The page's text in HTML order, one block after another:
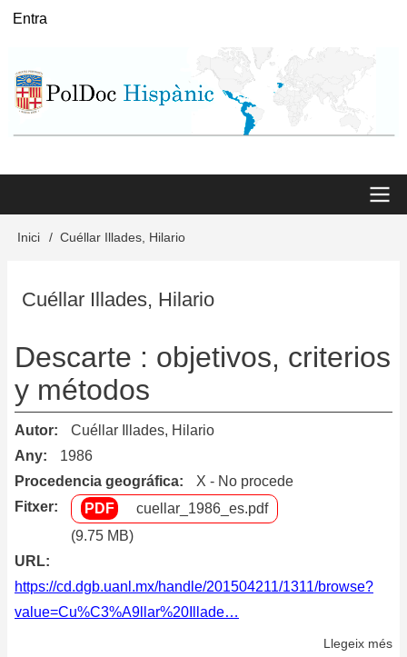
Vés
User
Entra
Main
Inici Cuéllar Illades, Hilario
Cuéllar Illades, Hilario
Descarte : objetivos, criterios
y métodos
Autor
Cuéllar Illades, Hilario
Any
1986
Procedencia geográfica
X - No procede
Fitxer
cuellar_1986_es.pdf
(9.75 MB)
URL
https://cd.dgb.uanl.mx/handle/201504211/1311/browse?
value=Cu%C3%A9llar%20Illade…
Llegeix més